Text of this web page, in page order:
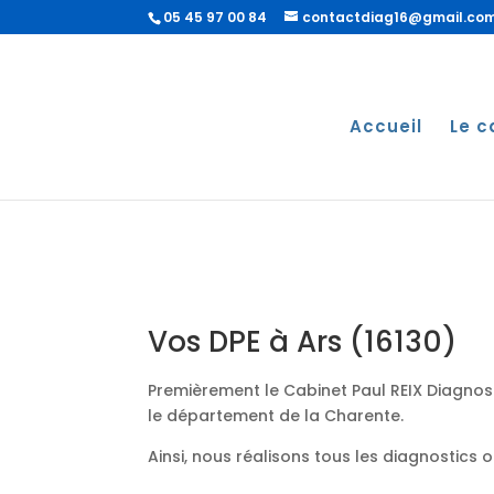
05 45 97 00 84
Accueil Le
Vos DPE à Ars (16130)
Premièrement le Cabinet Paul REIX
le département de la Charente.
Ainsi, nous réalisons tous les diagnostics